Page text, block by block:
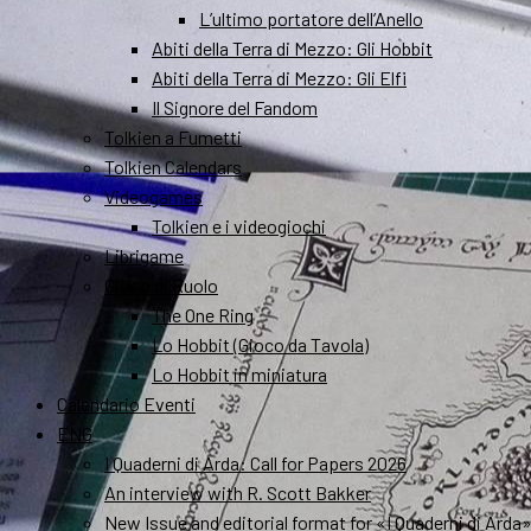
L’ultimo portatore dell’Anello
Abiti della Terra di Mezzo: Gli Hobbit
Abiti della Terra di Mezzo: Gli Elfi
Il Signore del Fandom
Tolkien a Fumetti
Tolkien Calendars
Videogames
Tolkien e i videogiochi
Librigame
Gioco di Ruolo
The One Ring
Lo Hobbit (Gioco da Tavola)
Lo Hobbit in miniatura
Calendario Eventi
ENG
I Quaderni di Arda: Call for Papers 2026
An interview with R. Scott Bakker
New Issue and editorial format for «I Quaderni di Arda»